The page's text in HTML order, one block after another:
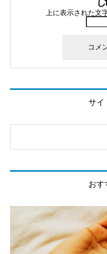
エドガー・ケイシー療法
心の在り方や精神に関す
年末年始は「みかん」を
上に表示された文
サイ
おす